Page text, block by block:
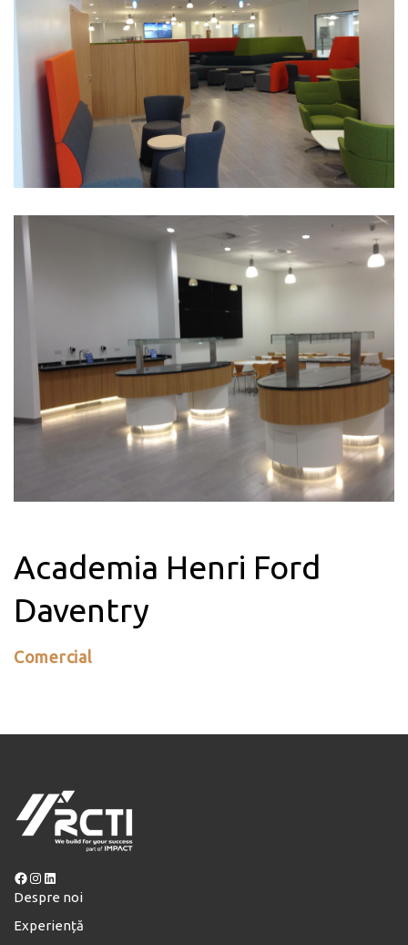
Academia Henri Ford
Daventry
Comercial
Facebook Instagram LinkedIn
Despre noi
Experiență